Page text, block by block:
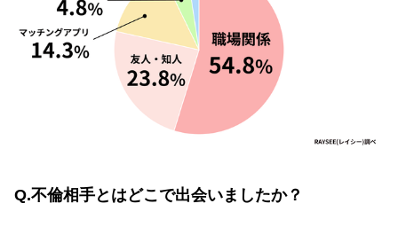
Q.不倫相手とはどこで出会いましたか？